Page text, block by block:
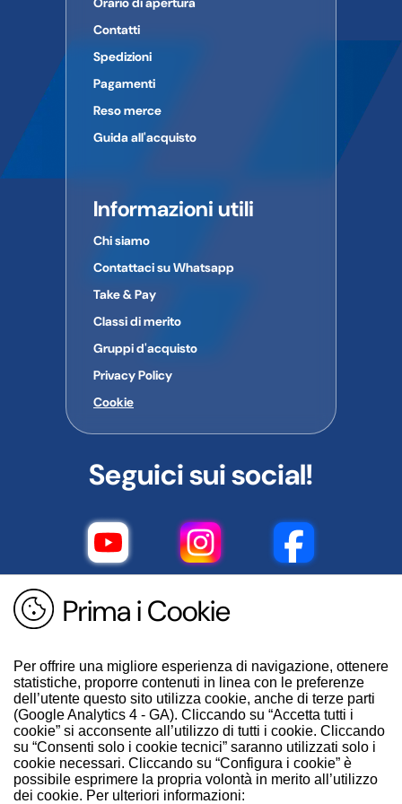
Prima i Cookie
Per offrire una migliore esperienza di navigazione, ottenere
statistiche, proporre contenuti in linea con le preferenze
dell’utente questo sito utilizza cookie, anche di terze parti
(Google Analytics 4 - GA). Cliccando su “Accetta tutti i
cookie” si acconsente all’utilizzo di tutti i cookie. Cliccando
su “Consenti solo i cookie tecnici” saranno utilizzati solo i
cookie necessari. Cliccando su “Configura i cookie” è
possibile esprimere la propria volontà in merito all’utilizzo
dei cookie. Per ulteriori informazioni:
Contatti
Spedizioni
Pagamenti
Reso merce
Guida all'acquisto
Informazioni utili
Chi siamo
Contattaci su Whatsapp
Take & Pay
Classi di merito
Gruppi d'acquisto
Privacy Policy
Cookie
Seguici sui social!